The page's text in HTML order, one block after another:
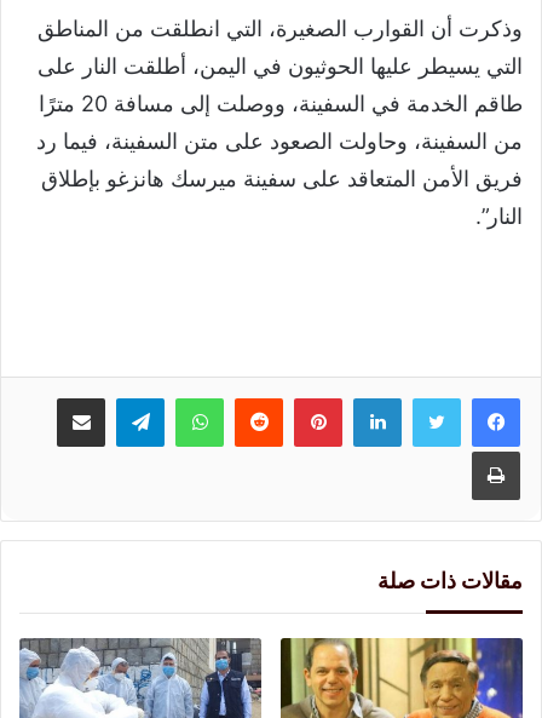
وذكرت أن القوارب الصغيرة، التي انطلقت من المناطق
التي يسيطر عليها الحوثيون في اليمن، أطلقت النار على
طاقم الخدمة في السفينة، ووصلت إلى مسافة 20 مترًا
من السفينة، وحاولت الصعود على متن السفينة، فيما رد
فريق الأمن المتعاقد على سفينة ميرسك هانزغو بإطلاق
النار”.
لينكدإنبينتيريست واتسابتيلقرام مشاركة عبر البريد
طباعة
مقالات ذات صلة